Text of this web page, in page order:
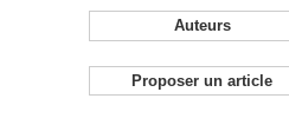
Auteurs
Proposer un article